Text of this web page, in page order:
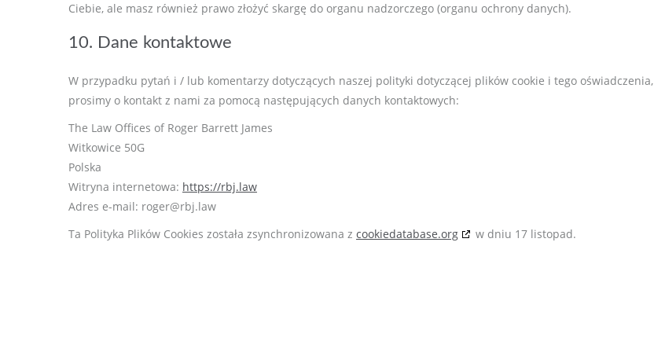
Ciebie, ale masz również prawo złożyć skargę do organu nadzorczego (organu ochrony danych).
10. Dane kontaktowe
W przypadku pytań i / lub komentarzy dotyczących naszej polityki dotyczącej plików cookie i tego oświadczenia,
prosimy o kontakt z nami za pomocą następujących danych kontaktowych:
The Law Offices of Roger Barrett James
Witkowice 50G
Polska
Witryna internetowa: https://rbj.law
Adres e-mail: roger@rbj.law
Ta Polityka Plików Cookies została zsynchronizowana z cookiedatabase.org w dniu 17 listopad.